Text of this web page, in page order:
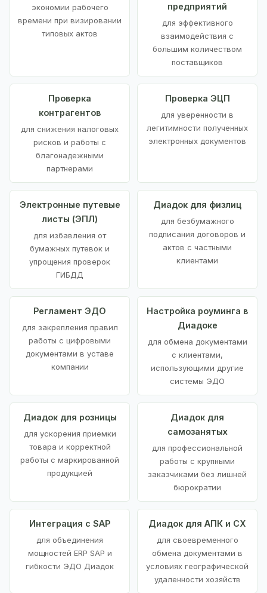
экономии рабочего
времени при визировании
типовых актов
предприятий
для эффективного
взаимодействия с
большим количеством
поставщиков
Проверка
контрагентов
для снижения налоговых
рисков и работы с
благонадежными
партнерами
Проверка ЭЦП
для уверенности в
легитимности полученных
электронных документов
Электронные путевые
листы (ЭПЛ)
для избавления от
бумажных путевок и
упрощения проверок
ГИБДД
Диадок для физлиц
для безбумажного
подписания договоров и
актов с частными
клиентами
Регламент ЭДО
для закрепления правил
работы с цифровыми
документами в уставе
компании
Настройка роуминга в
Диадоке
для обмена документами
с клиентами,
использующими другие
системы ЭДО
Диадок для розницы
для ускорения приемки
товара и корректной
работы с маркированной
продукцией
Диадок для
самозанятых
для профессиональной
работы с крупными
заказчиками без лишней
бюрократии
Интеграция с SAP
для объединения
мощностей ERP SAP и
гибкости ЭДО Диадок
Диадок для АПК и СХ
для своевременного
обмена документами в
условиях географической
удаленности хозяйств